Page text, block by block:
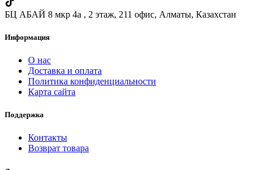
БЦ АБАЙ 8 мкр 4а , 2 этаж,​ 211 офис, Алматы, Казахстан
Информация
О нас
Доставка и оплата
Политика конфиденциальности
Карта сайта
Поддержка
Контакты
Возврат товара